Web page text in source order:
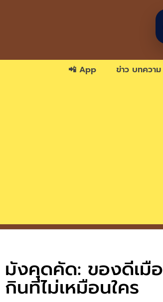
📲 App ข่าว บทความ
มังคุดคัด: ของดีเมื
กินที่ไม่เหมือนใคร